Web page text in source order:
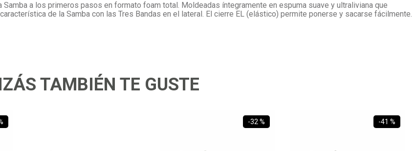
a los primeros pasos en formato foam total. Moldeadas íntegramente en espuma suave y ultraliviana que
de la Samba con las Tres Bandas en el lateral. El cierre EL (elástico) permite ponerse y sacarse fácilmente.
TAMBIÉN TE GUSTE
-32 % -41 %